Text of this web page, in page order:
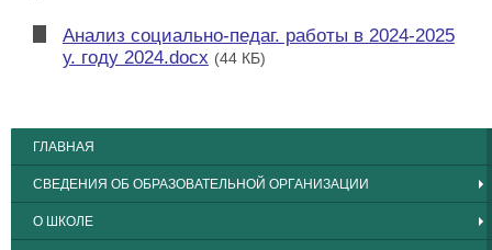
Анализ социально-педаг. работы в 2024-2025
у. году 2024.docx (44 КБ)
ГЛАВНАЯ
СВЕДЕНИЯ ОБ ОБРАЗОВАТЕЛЬНОЙ ОРГАНИЗАЦИИ
О ШКОЛЕ